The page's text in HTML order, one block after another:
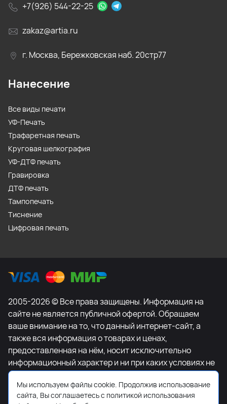
+7(926) 544-22-25
zakaz@artia.ru
г. Москва, Бережковская наб. 20стр77
Нанесение
Все виды печати
УФ-Печать
Трафаретная печать
Круговая шелкография
УФ-ДТФ печать
Гравировка
ДТФ печать
Тампопечать
Тиснение
Цифровая печать
2005-2026 © Все права защищены. Информация на
сайте не является публичной офертой. Обращаем
ваше внимание на то, что данный интернет-сайт, а
также вся информация о товарах и ценах,
предоставленная на нём, носит исключительно
информационный характер и ни при каких условиях не
является публичной офертой, определяемой
положениями Статьи 437 Гражданского кодекса
Российской Федерации. Для получения подробной
Мы используем файлы cookie. Продолжив использование
сайта, Вы соглашаетесь с политикой использования